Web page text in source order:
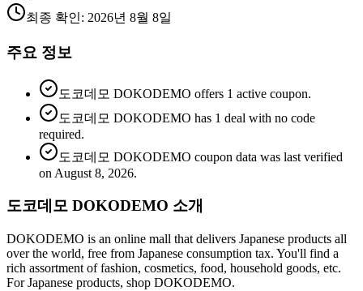
최종 확인: 2026년 8월 8일
주요 정보
도코데모 DOKODEMO offers 1 active coupon.
도코데모 DOKODEMO has 1 deal with no code
required.
도코데모 DOKODEMO coupon data was last verified
on August 8, 2026.
도코데모 DOKODEMO 소개
DOKODEMO is an online mall that delivers Japanese products all
over the world, free from Japanese consumption tax. You'll find a
rich assortment of fashion, cosmetics, food, household goods, etc.
For Japanese products, shop DOKODEMO.